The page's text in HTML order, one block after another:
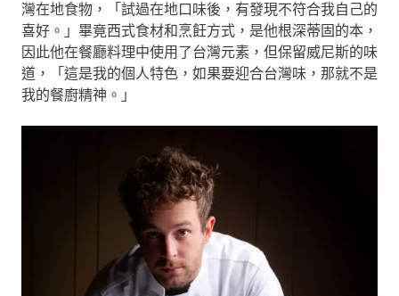
灣在地食物，「試過在地口味後，有發現不符合我自己的
喜好。」畢竟西式食材和烹飪方式，是他根深蒂固的本，
因此他在餐廳料理中使用了台灣元素，但保留威尼斯的味
道，「這是我的個人特色，如果要迎合台灣味，那就不是
我的餐廚精神。」